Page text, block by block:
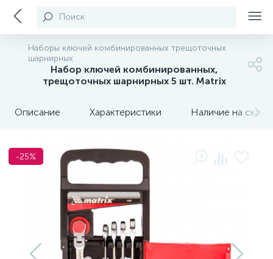
Поиск
Наборы ключей комбинированных трещоточных
шарнирных
Набор ключей комбинированных,
трещоточных шарнирных 5 шт. Matrix
Описание Характеристики Наличие на
-25%